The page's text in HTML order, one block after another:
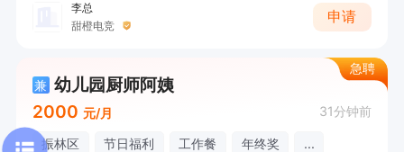
李总
甜橙电竞
申请
急聘
兼 幼儿园厨师阿姨
2000 元/月 31分钟前
振林区 节日福利 工作餐 年终奖 ...